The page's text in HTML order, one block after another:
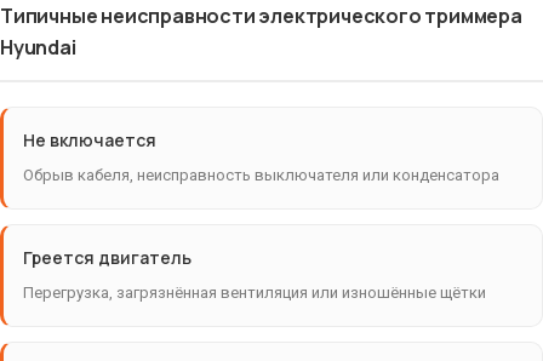
Типичные неисправности электрического триммера
Hyundai
Не включается
Обрыв кабеля, неисправность выключателя или конденсатора
Греется двигатель
Перегрузка, загрязнённая вентиляция или изношённые щётки